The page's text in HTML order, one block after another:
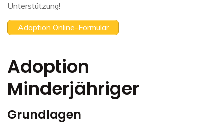
Unterstützung!
Adoption Online-Formular
Adoption
Minderjähriger
Grundlagen